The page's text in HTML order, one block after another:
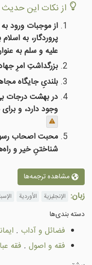
از نکات این حدیث
از موجبات ورود
پروردگار، به
علیه و سلم به
بزرگداشتِ امرِ
بلندیِ جایگاه
در بهشت درجات
وجود دارد، و
محبت اصحاب
شناختنِ خیر و
مشاهده ترجمه‌ها
زبان: الإنجليزية الأوردية
دسته بندى‌ها
فضائل و آداب .
فقه و اصول . فقه